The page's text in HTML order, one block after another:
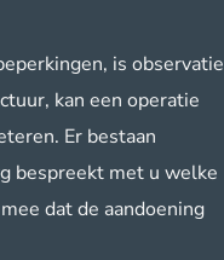
is observatie
kan een operatie
Er bestaan
bespreekt met u welke
dat de aandoening